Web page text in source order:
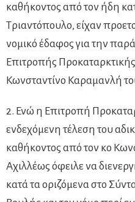
καθήκοντος από τον ήδη
Τριαντόπουλο, είχαν
νομικό έδαφος για την
Επιτροπής
Κωνσταντίνο Καραμανλή
2. Ενώ η Επιτροπή
ενδεχόμενη τέλεση του
καθήκοντος από τον κο
Αχιλλέως όφειλε να
κατά τα οριζόμενα στο